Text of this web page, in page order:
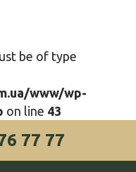
be of type
www/wp-
on line 43
77 77